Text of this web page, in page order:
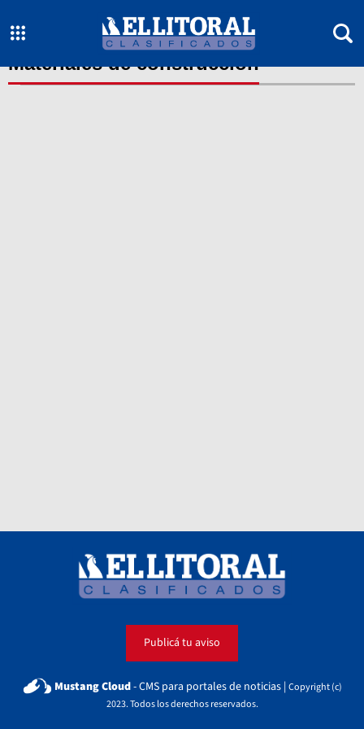
Materiales de construcción
Publicá tu aviso
Mustang Cloud- CMS para portales de noticias | Copyright (c)
2023. Todos los derechos reservados.